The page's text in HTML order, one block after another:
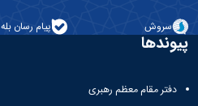
1394
سروش پیام رسان بله
پیوندها
دفتر مقام معظم رهبری